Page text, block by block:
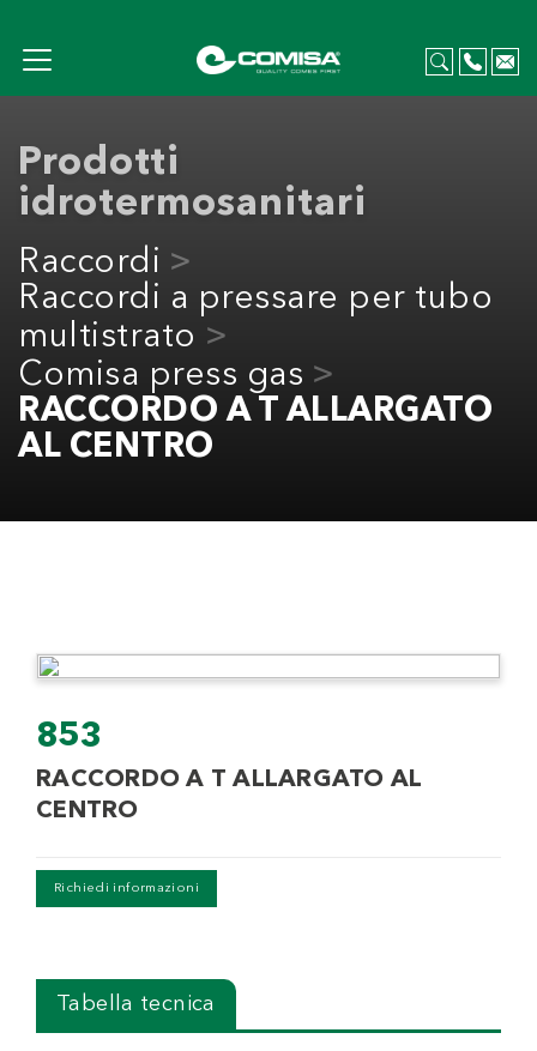
Prodotti
idrotermosanitari
Raccordi
Raccordi a pressare per tubo
multistrato
Comisa press gas
RACCORDO A T ALLARGATO
AL CENTRO
853
RACCORDO A T ALLARGATO AL
CENTRO
Richiedi informazioni
Tabella tecnica